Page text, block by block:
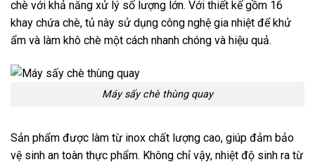
chè với khả năng xử lý số lượng lớn. Với thiết kế gồm 16
khay chứa chè, tủ này sử dụng công nghệ gia nhiệt để khử
ẩm và làm khô chè một cách nhanh chóng và hiệu quả.
Máy sấy chè thùng quay
Sản phẩm được làm từ inox chất lượng cao, giúp đảm bảo
vệ sinh an toàn thực phẩm. Không chỉ vậy, nhiệt độ sinh ra từ